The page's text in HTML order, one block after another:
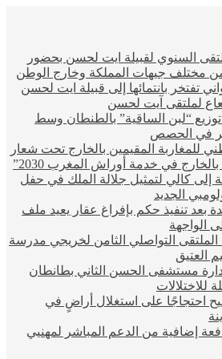
السنوي لقبيلة ايت لحسن بحضور
من مختلف جيهات المملكة وخارج الوطن
تفتخر بانتمائها إلى قبيلة ايت لحسن
لملتقى آيت لحسن
“لبن الساقية” بالطنطان وسط
في الحصص
للمغاربة المقيمين بالخارج تحت شعار
في خدمة أوراش المغرب 2030”
إلى كالي لتمثيل جلالة الملك في حفل
الجديد
بعد تنفيذ حكم بإفراغ عقار يعيد ملف
الواجهة
التواصلي الثامن لخريجي مدرسة
العتيق
مستشفى الحسن الثاني بطانطان
للاختلالات
احتجاجًا على استغلال أراضٍ في
إضافية من الدعم المباشر لمهنيي